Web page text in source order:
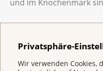
Privatsphäre-
Wir verwenden Cookies,
und im Knochenmark
veränderten T-